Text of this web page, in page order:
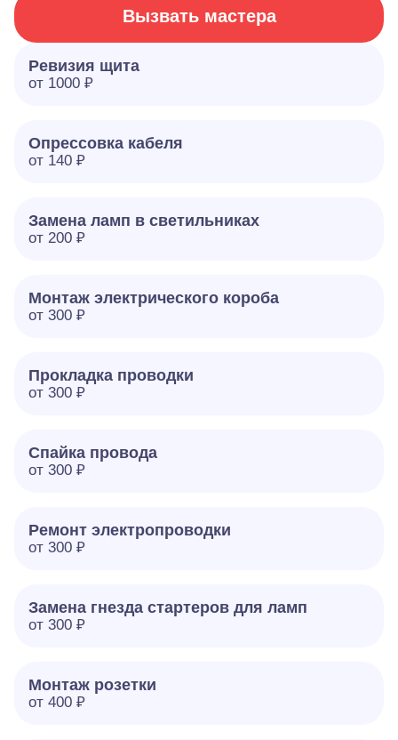
Вызвать мастера
Ревизия щита
от 1000 ₽
Опрессовка кабеля
от 140 ₽
Замена ламп в светильниках
от 200 ₽
Монтаж электрического короба
от 300 ₽
Прокладка проводки
от 300 ₽
Спайка провода
от 300 ₽
Ремонт электропроводки
от 300 ₽
Замена гнезда стартеров для ламп
от 300 ₽
Монтаж розетки
от 400 ₽